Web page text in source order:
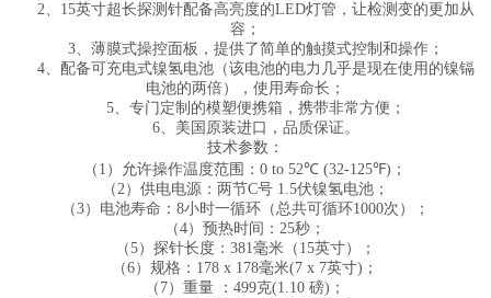
2、15英寸超长探测针配备高亮度的LED灯管，让检测变的更加从
容；
3、薄膜式操控面板 ，提供了简单的触摸式控制和操作 ；
4、 配备可充电式镍氢电池（该电池的电力几乎是现在使用的镍镉
电池的两倍），使用寿命长；
5、专门定制的模塑便携箱 ，携带非常方便；
6、美国原装进口，品质保证。
技术参数 ：
（ 1） 允许操作温度范围：0 to 52℃ (32-125℉) ；
（2） 供电电源：两节C号 1.5伏镍氢电池；
（3） 电池寿命：8小时一循环（总共可循环1000次）
；
（4）预热时间：25秒 ；
（5） 探针长度：381毫米（15英寸）
；
（6）规格：178 x 178毫米(7 x 7英寸) ；
（ 7）重量 ：499克(1.10 磅) ；